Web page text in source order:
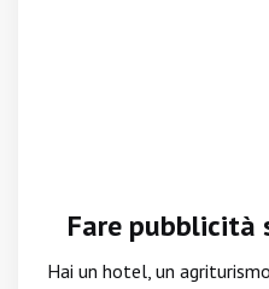
Fare pubblicità
Hai un hotel, un